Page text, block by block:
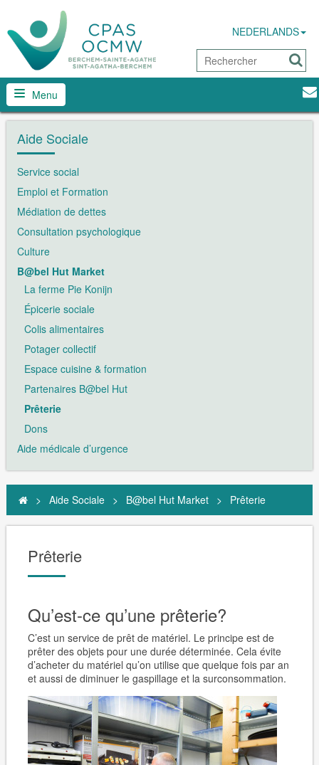
NEDERLANDS
Menu
Aide Sociale
Service social
Emploi et Formation
Médiation de dettes
Consultation psychologique
Culture
B@bel Hut Market
La ferme Pie Konijn
Épicerie sociale
Colis alimentaires
Potager collectif
Espace cuisine & formation
Partenaires B@bel Hut
Prêterie
Dons
Aide médicale d’urgence
> Aide Sociale > B@bel Hut Market > Prêterie
Prêterie
Qu’est-ce qu’une prêterie?
C’est un service de prêt de matériel. Le principe est de
prêter des objets pour une durée déterminée. Cela évite
d’acheter du matériel qu’on utilise que quelque fois par an
et aussi de diminuer le gaspillage et la surconsommation.